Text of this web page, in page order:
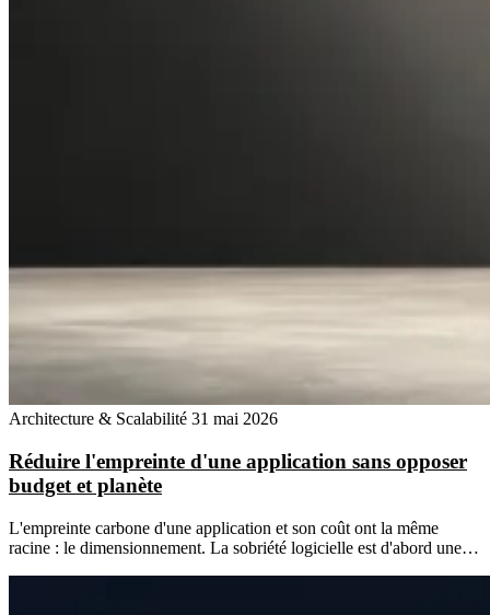
Architecture & Scalabilité 31 mai 2026
Réduire l'empreinte d'une application sans opposer
budget et planète
L'empreinte carbone d'une application et son coût ont la même
racine : le dimensionnement. La sobriété logicielle est d'abord une…